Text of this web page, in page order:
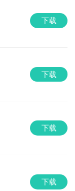
下载
下载
下载
下载